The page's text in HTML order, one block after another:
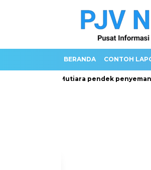
BERANDA CONTOH
Kata Mutiara pendek penyemangat